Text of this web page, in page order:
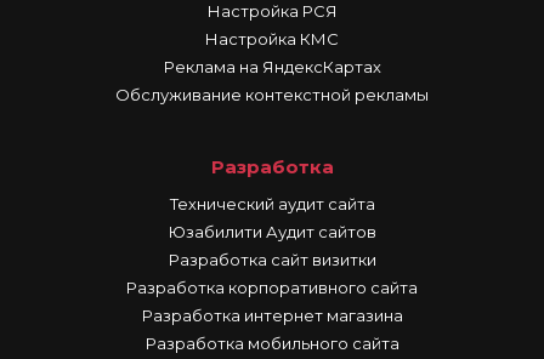
Настройка РСЯ
Настройка КМС
Реклама на ЯндексКартах
Обслуживание контекстной рекламы
Разработка
Технический аудит сайта
Юзабилити Аудит сайтов
Разработка сайт визитки
Разработка корпоративного сайта
Разработка интернет магазина
Разработка мобильного сайта